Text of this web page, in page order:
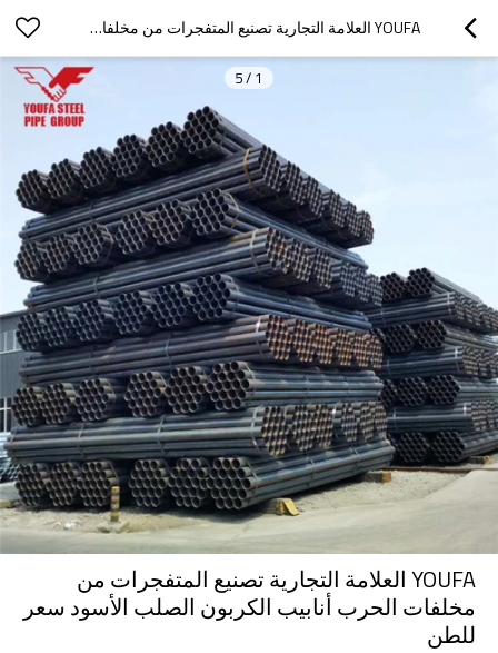
YOUFA العلامة التجارية تصنيع المتفجرات من مخلفات الحرب أنابيب الكربون الصلب الأسود سعر للطن
1
/
5
YOUFA العلامة التجارية تصنيع المتفجرات من
مخلفات الحرب أنابيب الكربون الصلب الأسود سعر
للطن